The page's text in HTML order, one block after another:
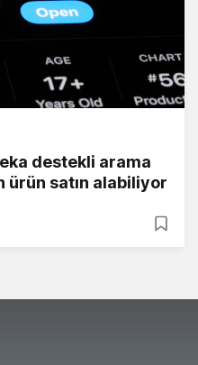
destekli arama
ürün satın alabiliyor